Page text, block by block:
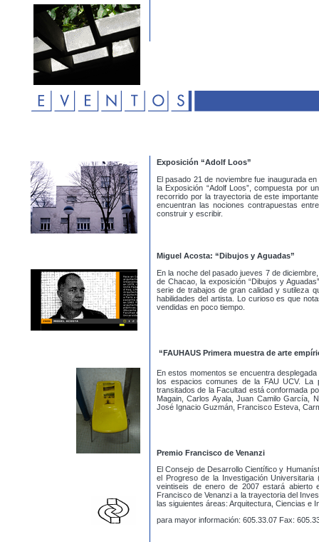
Exposición “Adolf Loos”
El pasado 21 de noviembre fue inaugurada
la Exposición “Adolf Loos”, compuesta por
recorrido por la trayectoria de este
encuentran las nociones contrapuestas
construir y escribir.
Miguel Acosta: “Dibujos y Aguadas”
En la noche del pasado jueves 7 de
de Chacao, la exposición “Dibujos y
serie de trabajos de gran calidad y sutileza
habilidades del artista. Lo curioso es que
vendidas en poco tiempo.
“FAUHAUS Primera muestra de arte
En estos momentos se encuentra
los espacios comunes de la FAU UCV. La
transitados de la Facultad está conformada
Magain, Carlos Ayala, Juan Camilo García,
José Ignacio Guzmán, Francisco Esteva,
Premio Francisco de Venanzi
El Consejo de Desarrollo Científico y
el Progreso de la Investigación
veintiseis de enero de 2007 estará abierto
Francisco de Venanzi a la trayectoria del
las siguientes áreas: Arquitectura, Ciencias e
para mayor información: 605.33.07 Fax: